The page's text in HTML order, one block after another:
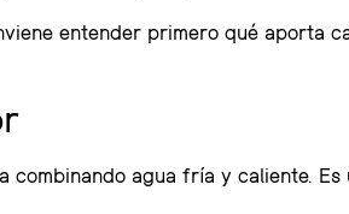
entender primero qué aporta
combinando agua fría y caliente.